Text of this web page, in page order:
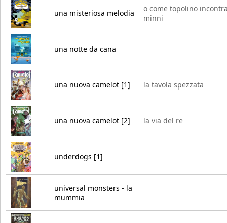
una misteriosa melodia
o come topolino
minni
una notte da cana
una nuova camelot [1] la tavola spezzata
una nuova camelot [2] la via del re
underdogs [1]
universal monsters - la
mummia